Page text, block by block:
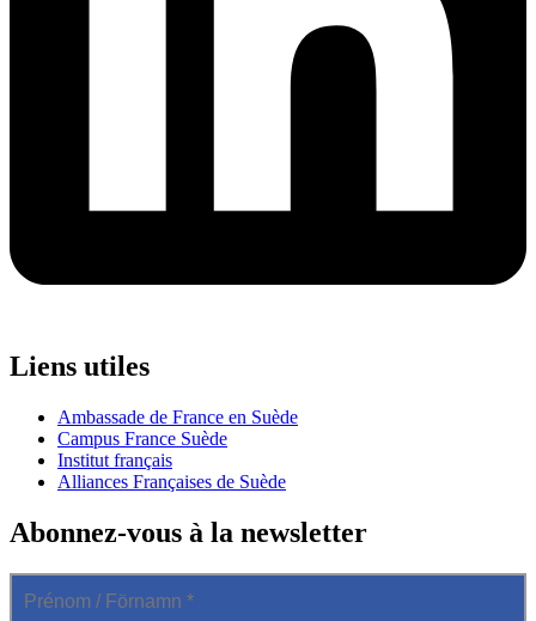
Liens utiles
Ambassade de France en Suède
Campus France Suède
Institut français
Alliances Françaises de Suède
Abonnez-vous à la newsletter